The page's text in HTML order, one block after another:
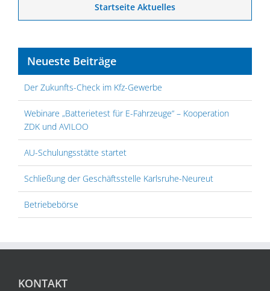
Startseite Aktuelles
Neueste Beiträge
Der Zukunfts-Check im Kfz-Gewerbe
Webinare „Batterietest für E-Fahrzeuge“ – Kooperation
ZDK und AVILOO
AU-Schulungsstätte startet
Schließung der Geschäftsstelle Karlsruhe-Neureut
Betriebebörse
KONTAKT